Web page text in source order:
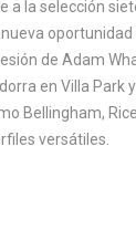
a la selección
oportunidad
de Adam
en Villa Park
Bellingham,
versátiles.